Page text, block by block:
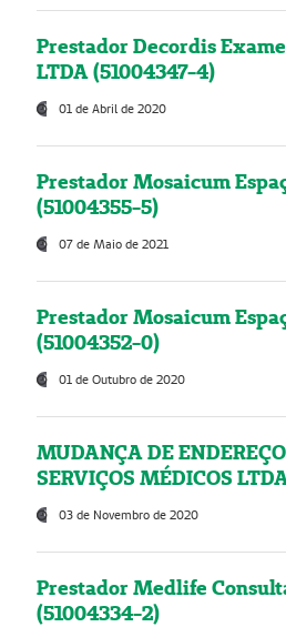
Prestador Decordis
LTDA (51004347-4)
01 de Abril de 2020
Prestador Mosaicum
(51004355-5)
07 de Maio de 2021
Prestador Mosaicum
(51004352-0)
01 de Outubro de 2020
MUDANÇA DE
SERVIÇOS MÉDICOS
03 de Novembro de 2020
Prestador Medlife
(51004334-2)